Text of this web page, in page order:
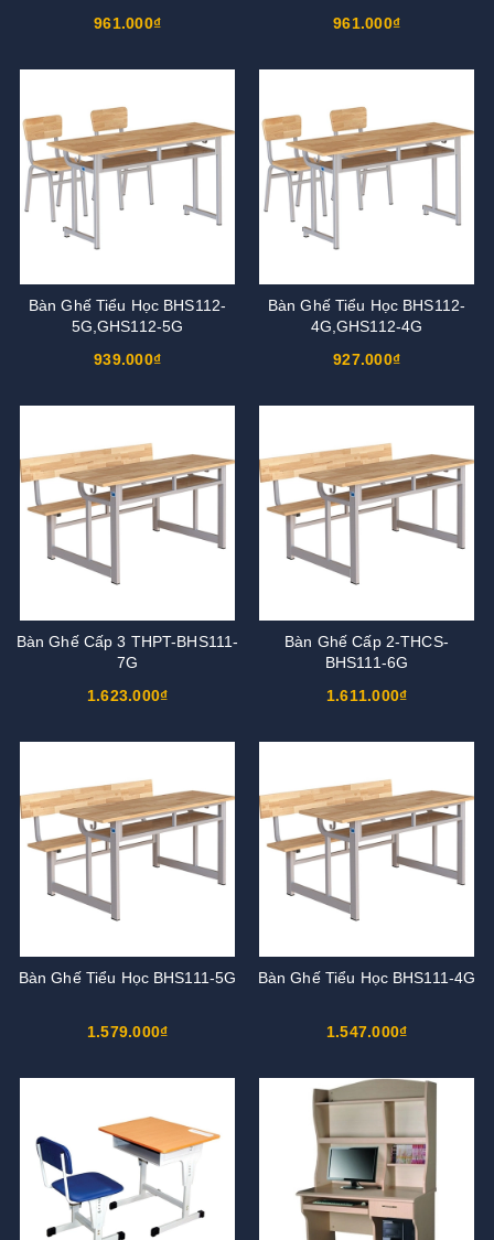
961.000₫
961.000₫
Bàn Ghế Tiểu Học BHS112-
5G,GHS112-5G
939.000₫
Bàn Ghế Tiểu Học BHS112-
4G,GHS112-4G
927.000₫
Bàn Ghế Cấp 3 THPT-BHS111-
7G
1.623.000₫
Bàn Ghế Cấp 2-THCS-
BHS111-6G
1.611.000₫
Bàn Ghế Tiểu Học BHS111-5G
1.579.000₫
Bàn Ghế Tiểu Học BHS111-4G
1.547.000₫